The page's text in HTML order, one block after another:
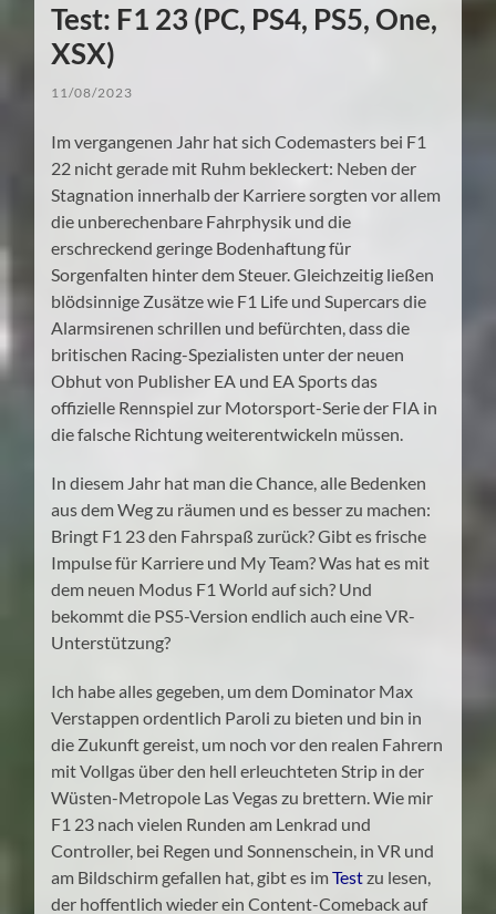
Test: F1 23 (PC, PS4, PS5, One,
XSX)
11/08/2023
Im vergangenen Jahr hat sich Codemasters bei F1
22 nicht gerade mit Ruhm bekleckert: Neben der
Stagnation innerhalb der Karriere sorgten vor allem
die unberechenbare Fahrphysik und die
erschreckend geringe Bodenhaftung für
Sorgenfalten hinter dem Steuer. Gleichzeitig ließen
blödsinnige Zusätze wie F1 Life und Supercars die
Alarmsirenen schrillen und befürchten, dass die
britischen Racing-Spezialisten unter der neuen
Obhut von Publisher EA und EA Sports das
offizielle Rennspiel zur Motorsport-Serie der FIA in
die falsche Richtung weiterentwickeln müssen.
In diesem Jahr hat man die Chance, alle Bedenken
aus dem Weg zu räumen und es besser zu machen:
Bringt F1 23 den Fahrspaß zurück? Gibt es frische
Impulse für Karriere und My Team? Was hat es mit
dem neuen Modus F1 World auf sich? Und
bekommt die PS5-Version endlich auch eine VR-
Unterstützung?
Ich habe alles gegeben, um dem Dominator Max
Verstappen ordentlich Paroli zu bieten und bin in
die Zukunft gereist, um noch vor den realen Fahrern
mit Vollgas über den hell erleuchteten Strip in der
Wüsten-Metropole Las Vegas zu brettern. Wie mir
F1 23 nach vielen Runden am Lenkrad und
Controller, bei Regen und Sonnenschein, in VR und
am Bildschirm gefallen hat, gibt es imTestzu lesen,
der hoffentlich wieder ein Content-Comeback auf